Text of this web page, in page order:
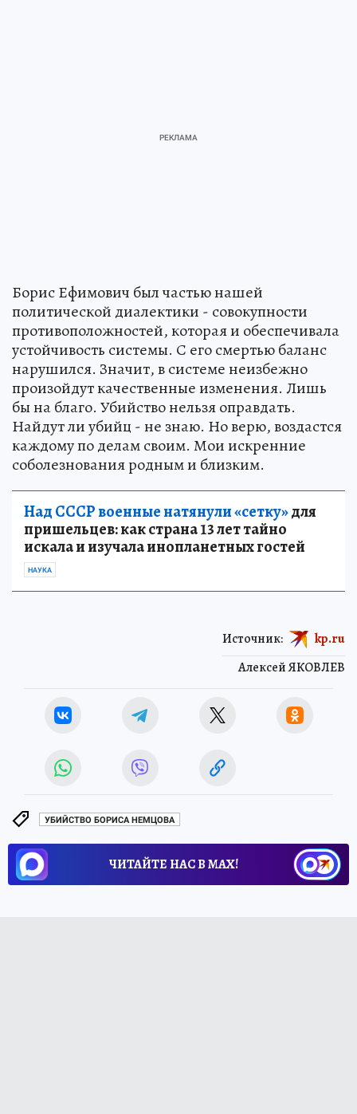
Борис Ефимович был частью нашей
политической диалектики - совокупности
противоположностей, которая и обеспечивала
устойчивость системы. С его смертью баланс
нарушился. Значит, в системе неизбежно
произойдут качественные изменения. Лишь
бы на благо. Убийство нельзя оправдать.
Найдут ли убийц - не знаю. Но верю, воздастся
каждому по делам своим. Мои искренние
соболезнования родным и близким.
Над СССР военные натянули «сетку»для
пришельцев: как страна 13 лет тайно
искала и изучала инопланетных гостей
НАУКА
Алексей ЯКОВЛЕВ
Источник: kp.ru
УБИЙСТВО БОРИСА НЕМЦОВА
ЧИТАЙТЕ НАС В МАХ!